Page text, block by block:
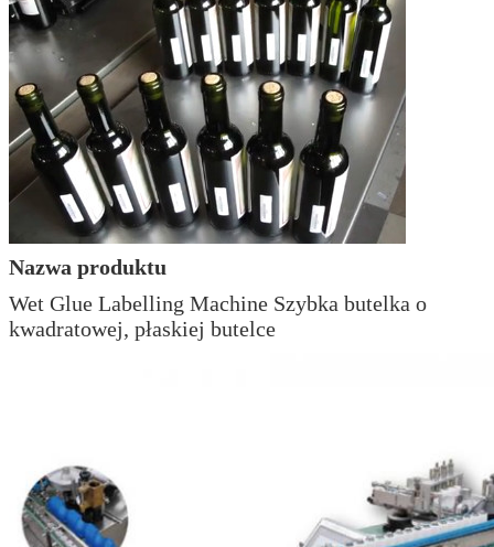
Zostaw wiadomość
Oddzwonimy wkrótce!
Nazwa produktu
Wet Glue Labelling Machine Szybka butelka o
kwadratowej, płaskiej butelce